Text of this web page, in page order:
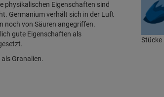
physikalischen Eigenschaften sind
Germanium verhält sich in der Luft
noch von Säuren angegriffen.
gute Eigenschaften als
Granalien.
Stücke